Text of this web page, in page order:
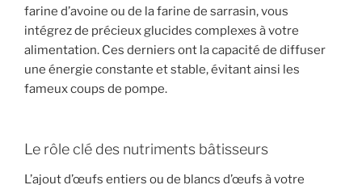
farine d’avoine ou de la farine de sarrasin, vous
intégrez de précieux glucides complexes à votre
alimentation. Ces derniers ont la capacité de diffuser
une énergie constante et stable, évitant ainsi les
fameux coups de pompe.
Le rôle clé des nutriments bâtisseurs
L’ajout d’œufs entiers ou de blancs d’œufs à votre